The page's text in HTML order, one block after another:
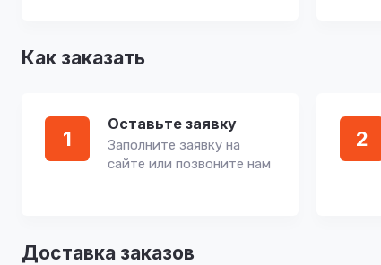
Как заказать
1
Оставьте заявку
Заполните заявку на
сайте или позвоните нам
2
Доставка заказов